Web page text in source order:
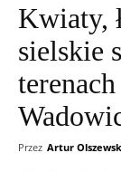
Kwiaty,
sielskie
Przez Artur